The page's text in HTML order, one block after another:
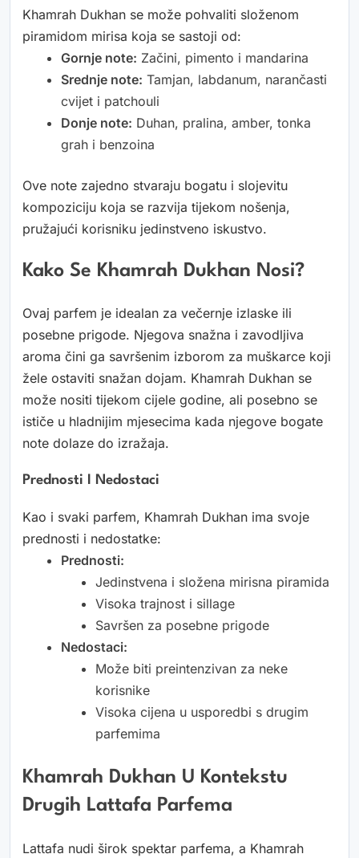
Khamrah Dukhan se može pohvaliti složenom
piramidom mirisa koja se sastoji od:
Gornje note: Začini, pimento i mandarina
Srednje note: Tamjan, labdanum, narančasti
cvijet i patchouli
Donje note: Duhan, pralina, amber, tonka
grah i benzoina
Ove note zajedno stvaraju bogatu i slojevitu
kompoziciju koja se razvija tijekom nošenja,
pružajući korisniku jedinstveno iskustvo.
Kako Se Khamrah Dukhan Nosi?
Ovaj parfem je idealan za večernje izlaske ili
posebne prigode. Njegova snažna i zavodljiva
aroma čini ga savršenim izborom za muškarce koji
žele ostaviti snažan dojam. Khamrah Dukhan se
može nositi tijekom cijele godine, ali posebno se
ističe u hladnijim mjesecima kada njegove bogate
note dolaze do izražaja.
Prednosti I Nedostaci
Kao i svaki parfem, Khamrah Dukhan ima svoje
prednosti i nedostatke:
Prednosti:
Jedinstvena i složena mirisna piramida
Visoka trajnost i sillage
Savršen za posebne prigode
Nedostaci:
Može biti preintenzivan za neke
korisnike
Visoka cijena u usporedbi s drugim
parfemima
Khamrah Dukhan U Kontekstu
Drugih Lattafa Parfema
Lattafa nudi širok spektar parfema, a Khamrah